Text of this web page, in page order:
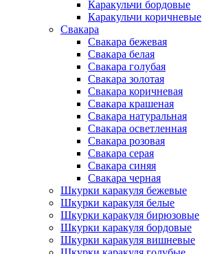
Каракульчи бордовые
Каракульчи коричневые
Свакара
Свакара бежевая
Свакара белая
Свакара голубая
Свакара золотая
Свакара коричневая
Свакара крашеная
Свакара натуральная
Свакара осветленная
Свакара розовая
Свакара серая
Свакара синяя
Свакара черная
Шкурки каракуля бежевые
Шкурки каракуля белые
Шкурки каракуля бирюзовые
Шкурки каракуля бордовые
Шкурки каракуля вишневые